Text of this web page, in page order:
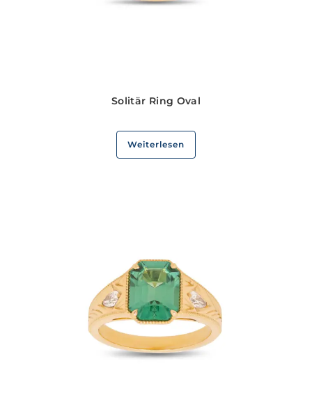
Solitär Ring Oval
Weiterlesen